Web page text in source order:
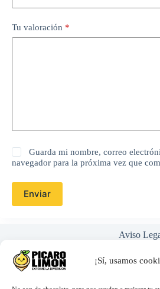
¡Sí, usamos
Tu valoración *
Guarda mi nombre, correo
navegador para la próxima vez que
Enviar
Aviso
Términos y
Nosotros